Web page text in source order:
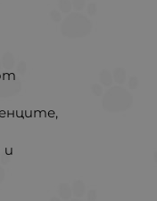
и